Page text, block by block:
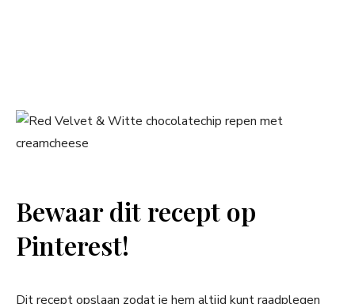
Bewaar dit recept op
Pinterest!
Dit recept opslaan zodat je hem altijd kunt raadplegen